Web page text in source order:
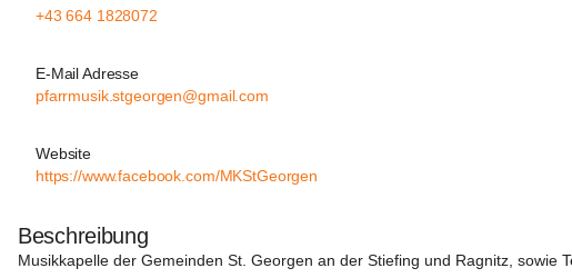
+43 664 1828072
E-Mail Adresse
pfarrmusik.stgeorgen@gmail.com
Website
https://www.facebook.com/MKStGeorgen
Beschreibung
Musikkapelle der Gemeinden St. Georgen an der Stiefing und Ragnitz, sowie